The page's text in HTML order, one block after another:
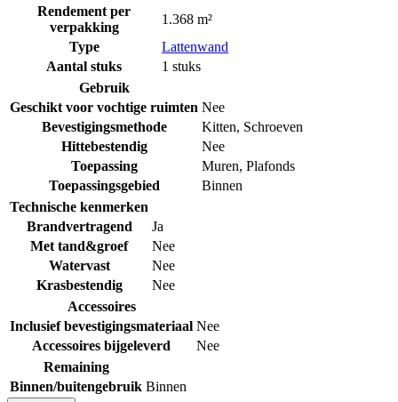
Rendement per
verpakking
1.368 m²
Type
Lattenwand
Aantal stuks
1 stuks
Gebruik
Geschikt voor vochtige ruimten Nee
Bevestigingsmethode
Kitten, Schroeven
Hittebestendig
Nee
Toepassing
Muren, Plafonds
Toepassingsgebied
Binnen
Technische kenmerken
Brandvertragend
Ja
Met tand&groef
Nee
Watervast
Nee
Krasbestendig
Nee
Accessoires
Inclusief bevestigingsmateriaal Nee
Accessoires bijgeleverd
Nee
Remaining
Binnen/buitengebruik Binnen